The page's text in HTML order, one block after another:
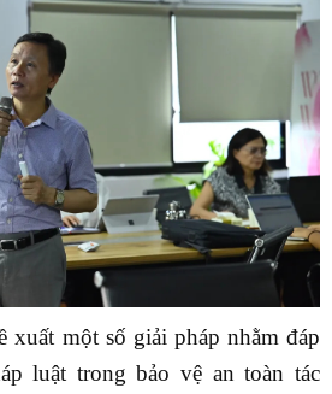
xuất một số giải pháp nhằm đáp
luật trong bảo vệ an toàn tác